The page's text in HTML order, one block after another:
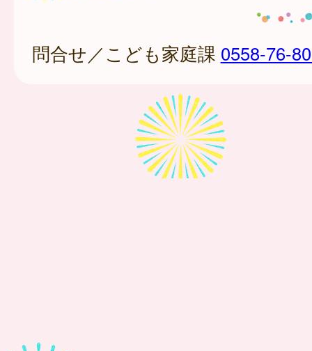
問合せ／こども家庭課 0558-76-